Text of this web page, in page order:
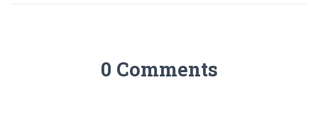
0 Comments